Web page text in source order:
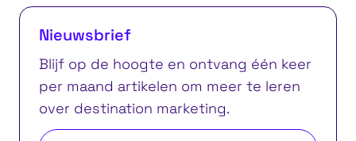
Nieuwsbrief
Blijf op de hoogte en ontvang één keer
per maand artikelen om meer te leren
over destination marketing.